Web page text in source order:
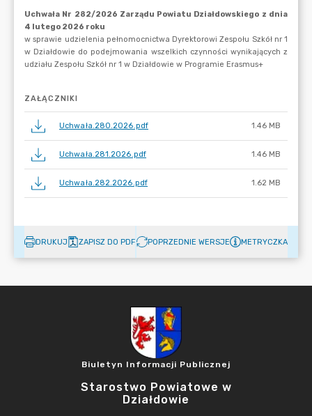
ZAŁĄCZNIKI
Uchwała.280.2026.pdf 1.46 MB
Uchwała.281.2026.pdf 1.46 MB
Uchwała.282.2026.pdf 1.62 MB
DRUKUJ ZAPISZ DO PDF POPRZEDNIE WERSJE METRYCZKA
Biuletyn Informacji Publicznej
Starostwo Powiatowe w
Działdowie